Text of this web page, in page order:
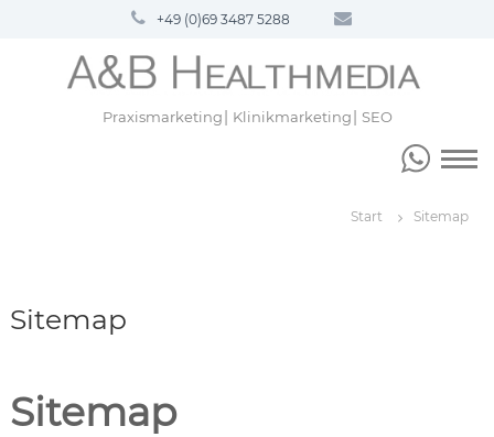
+49 (0)69 3487 5288
Praxismarketing Klinikmarketing SEO
Sitemap
Start Sitemap
Sitemap